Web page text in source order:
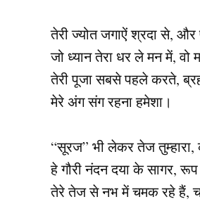
तेरी ज्योत जगाऐं श्रदा से, और
जो ध्यान तेरा धर ले मन में, वो
तेरी पूजा सबसे पहले करते,
मेरे अंग संग रहना हमेशा।
“सूरज” भी लेकर तेज
हे गौरी नंदन दया के सागर, रूप
तेरे तेज से नभ में चमक रहे हैं,